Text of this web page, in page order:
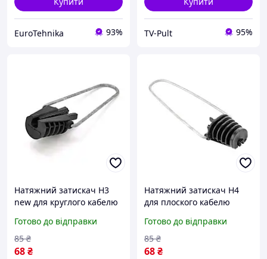
EuroTehnika 93% TV-Pult 95%
Натяжний затискач Н3
new для круглого кабелю
міцний пластик
навантаження до 18 кН
Q200 newyork
Готово до відправки
68₴
85 ₴
Натяжний затискач Н4
для плоского кабелю
50м Q200 newyork
Готово до відправки
68₴
85 ₴